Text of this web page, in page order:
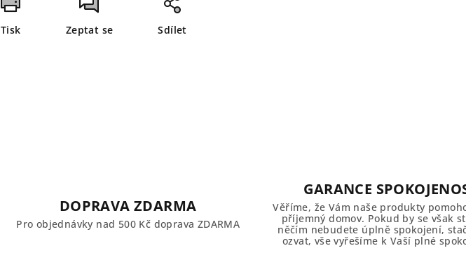
Tisk Zeptat se Sdílet
DOPRAVA ZDARMA
Pro objednávky nad 500 Kč doprava ZDARMA
GARANCE
Věříme, že Vám naše produkty
příjemný domov. Pokud by se však
něčím nebudete úplně spokojení,
ozvat, vše vyřešíme k Vaší plné